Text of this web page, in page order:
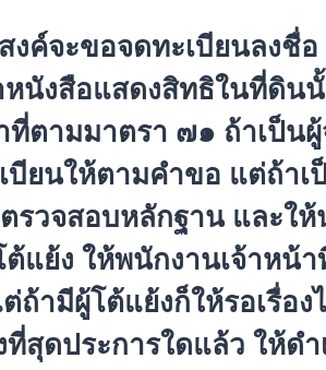
ค์จะขอจดทะเบียนลงชื่อ
นังสือแสดงสิทธิในที่ดิน
ที่ตามมาตรา ๗๑ ถ้าเป็น
บียนให้ตามคำขอ แต่ถ้าเ
รวจสอบหลักฐาน และให้
แย้ง ให้พนักงานเจ้าหน้า
ามีผู้โต้แย้งก็ให้รอเรื่อง
ที่สุดประการใดแล้ว ให้ด